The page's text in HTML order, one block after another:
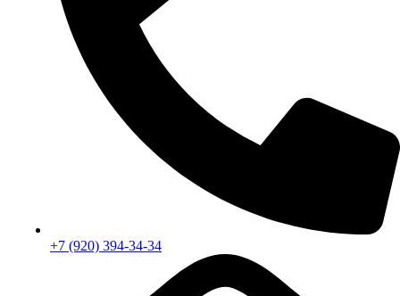
+7 (920) 394-34-34